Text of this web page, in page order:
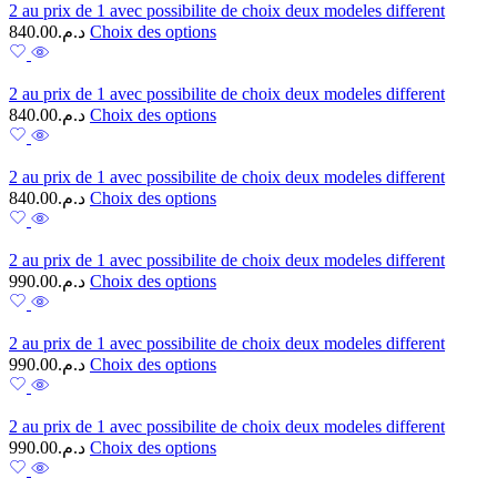
2 au prix de 1 avec possibilite de choix deux modeles different
د.م.840.00 Choix des options
2 au prix de 1 avec possibilite de choix deux modeles different
د.م.840.00 Choix des options
2 au prix de 1 avec possibilite de choix deux modeles different
د.م.840.00 Choix des options
2 au prix de 1 avec possibilite de choix deux modeles different
د.م.990.00 Choix des options
2 au prix de 1 avec possibilite de choix deux modeles different
د.م.990.00 Choix des options
2 au prix de 1 avec possibilite de choix deux modeles different
د.م.990.00 Choix des options